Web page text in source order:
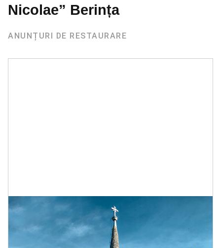
Nicolae” Berința
ANUNȚURI DE RESTAURARE